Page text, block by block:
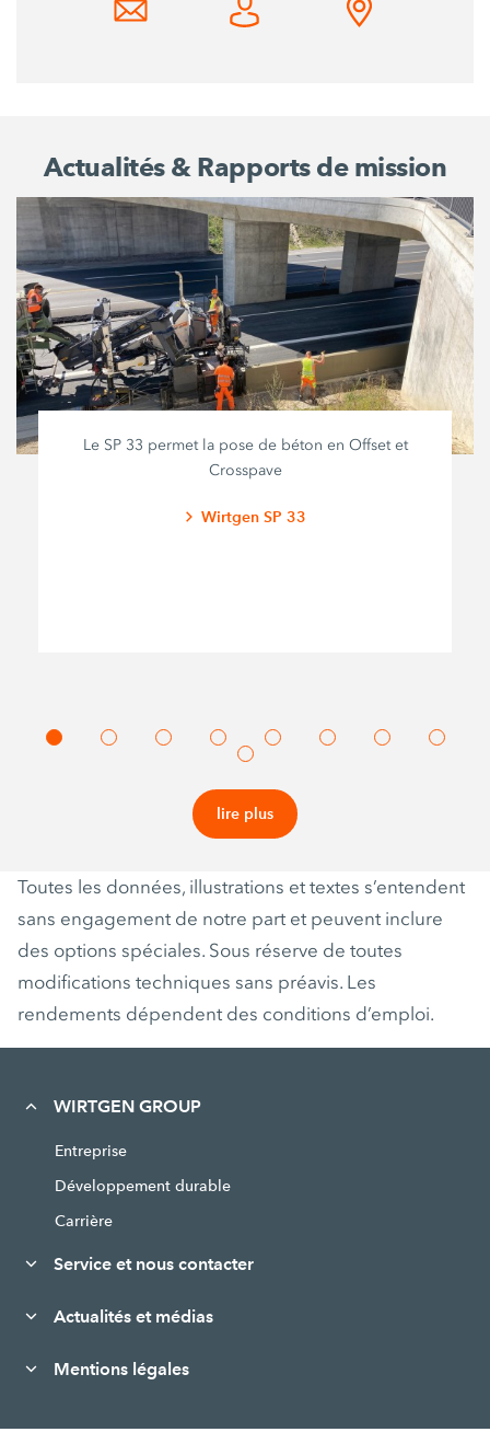
Actualités & Rapports de mission
Le SP 33 permet la pose de béton en Offset et
Crosspave
Wirtgen SP 33
lire plus
Toutes les données, illustrations et textes s’entendent
sans engagement de notre part et peuvent inclure
des options spéciales. Sous réserve de toutes
modifications techniques sans préavis. Les
rendements dépendent des conditions d’emploi.
WIRTGEN GROUP
Entreprise
Développement durable
Carrière
Service et nous contacter
Actualités et médias
Mentions légales